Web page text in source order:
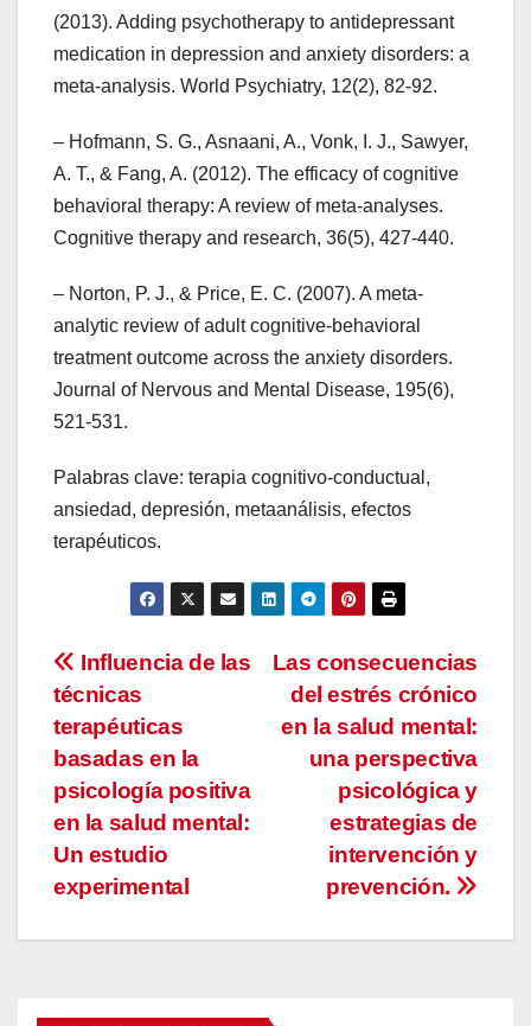
(2013). Adding psychotherapy to antidepressant
medication in depression and anxiety disorders: a
meta-analysis. World Psychiatry, 12(2), 82-92.
– Hofmann, S. G., Asnaani, A., Vonk, I. J., Sawyer,
A. T., & Fang, A. (2012). The efficacy of cognitive
behavioral therapy: A review of meta-analyses.
Cognitive therapy and research, 36(5), 427-440.
– Norton, P. J., & Price, E. C. (2007). A meta-
analytic review of adult cognitive-behavioral
treatment outcome across the anxiety disorders.
Journal of Nervous and Mental Disease, 195(6),
521-531.
Palabras clave: terapia cognitivo-conductual,
ansiedad, depresión, metaanálisis, efectos
terapéuticos.
Navegación
de
entradas
Las consecuencias
del estrés crónico
en la salud mental:
una perspectiva
psicológica y
estrategias de
intervención y
prevención.
Influencia de las
técnicas
terapéuticas
basadas en la
psicología positiva
en la salud mental:
Un estudio
experimental